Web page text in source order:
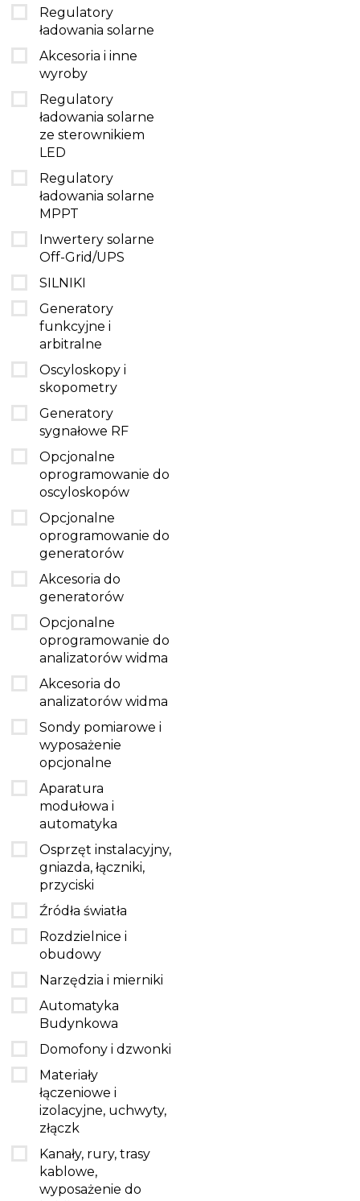
Regulatory
ładowania solarne
Akcesoria i inne
wyroby
Regulatory
ładowania solarne
ze sterownikiem
LED
Regulatory
ładowania solarne
MPPT
Inwertery solarne
Off-Grid/UPS
SILNIKI
Generatory
funkcyjne i
arbitralne
Oscyloskopy i
skopometry
Generatory
sygnałowe RF
Opcjonalne
oprogramowanie do
oscyloskopów
Opcjonalne
oprogramowanie do
generatorów
Akcesoria do
generatorów
Opcjonalne
oprogramowanie do
analizatorów widma
Akcesoria do
analizatorów widma
Sondy pomiarowe i
wyposażenie
opcjonalne
Aparatura
modułowa i
automatyka
Osprzęt instalacyjny,
gniazda, łączniki,
przyciski
Źródła światła
Rozdzielnice i
obudowy
Narzędzia i mierniki
Automatyka
Budynkowa
Domofony i dzwonki
Materiały
łączeniowe i
izolacyjne, uchwyty,
złączk
Kanały, rury, trasy
kablowe,
wyposażenie do